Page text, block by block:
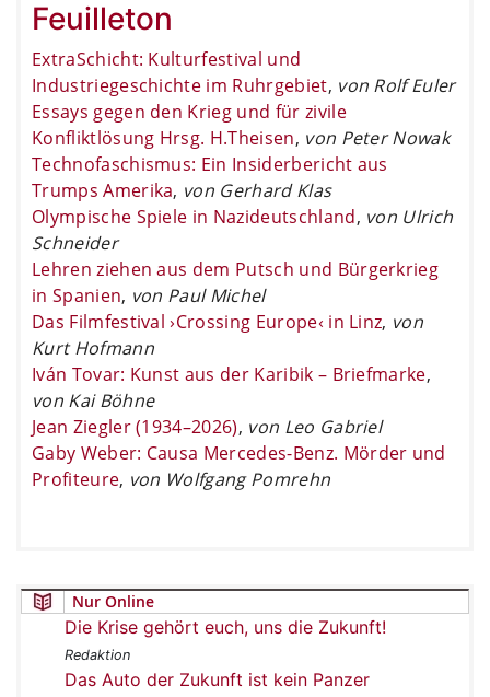
Feuilleton
ExtraSchicht: Kulturfestival und
Industriegeschichte im Ruhrgebiet, von Rolf Euler
Essays gegen den Krieg und für zivile
Konfliktlösung Hrsg. H.Theisen, von Peter Nowak
Technofaschismus: Ein Insiderbericht aus
Trumps Amerika, von Gerhard Klas
Olympische Spiele in Nazideutschland, von Ulrich
Schneider
Lehren ziehen aus dem Putsch und Bürgerkrieg
in Spanien, von Paul Michel
Das Filmfestival ›Crossing Europe‹ in Linz, von
Kurt Hofmann
Iván Tovar: Kunst aus der Karibik – Briefmarke,
von Kai Böhne
Jean Ziegler (1934–2026), von Leo Gabriel
Gaby Weber: Causa Mercedes-Benz. Mörder und
Profiteure, von Wolfgang Pomrehn
Nur Online
Die Krise gehört euch, uns die Zukunft!
Redaktion
Das Auto der Zukunft ist kein Panzer